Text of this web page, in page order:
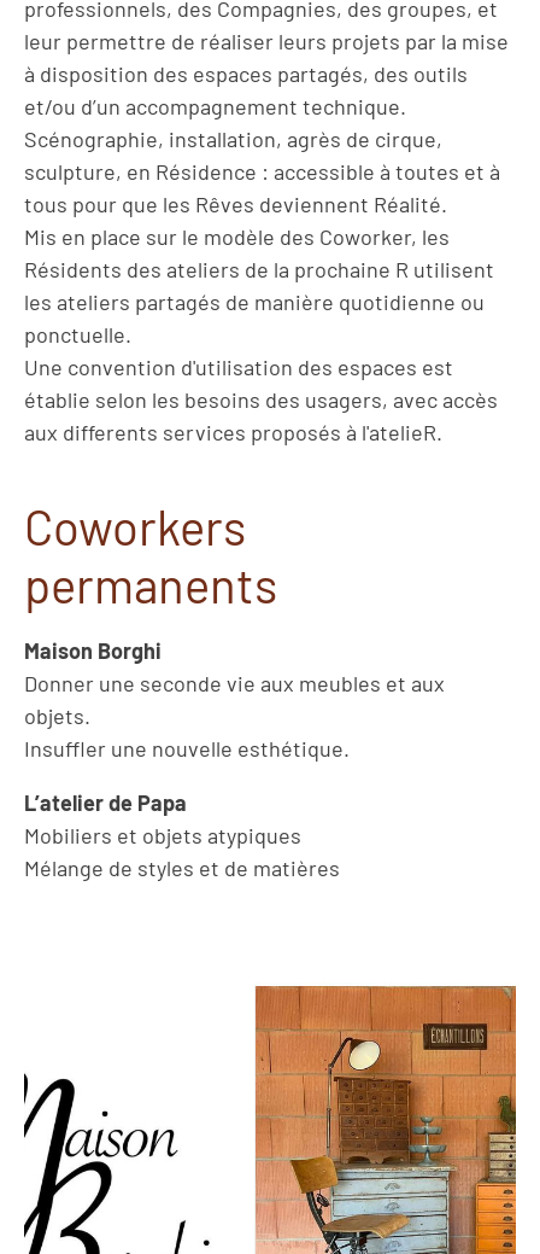
professionnels, des Compagnies, des groupes, et
leur permettre de réaliser leurs projets par la mise
à disposition des espaces partagés, des outils
et/ou d’un accompagnement technique.
Scénographie, installation, agrès de cirque,
sculpture, en Résidence : accessible à toutes et à
tous pour que les Rêves deviennent Réalité.
Mis en place sur le modèle des Coworker, les
Résidents des ateliers de la prochaine R utilisent
les ateliers partagés de manière quotidienne ou
ponctuelle.
Une convention d'utilisation des espaces est
établie selon les besoins des usagers, avec accès
aux differents services proposés à l'atelieR.
Coworkers
permanents
Maison Borghi
Donner une seconde vie aux meubles et aux
objets.
Insuffler une nouvelle esthétique.
L’atelier de Papa
Mobiliers et objets atypiques
Mélange de styles et de matières